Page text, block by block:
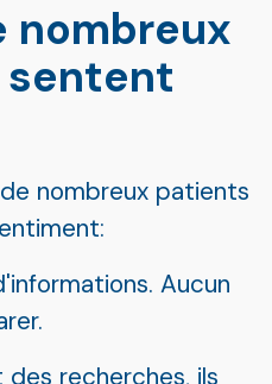
nombreux
nombreux patients
Aucun
recherches, ils